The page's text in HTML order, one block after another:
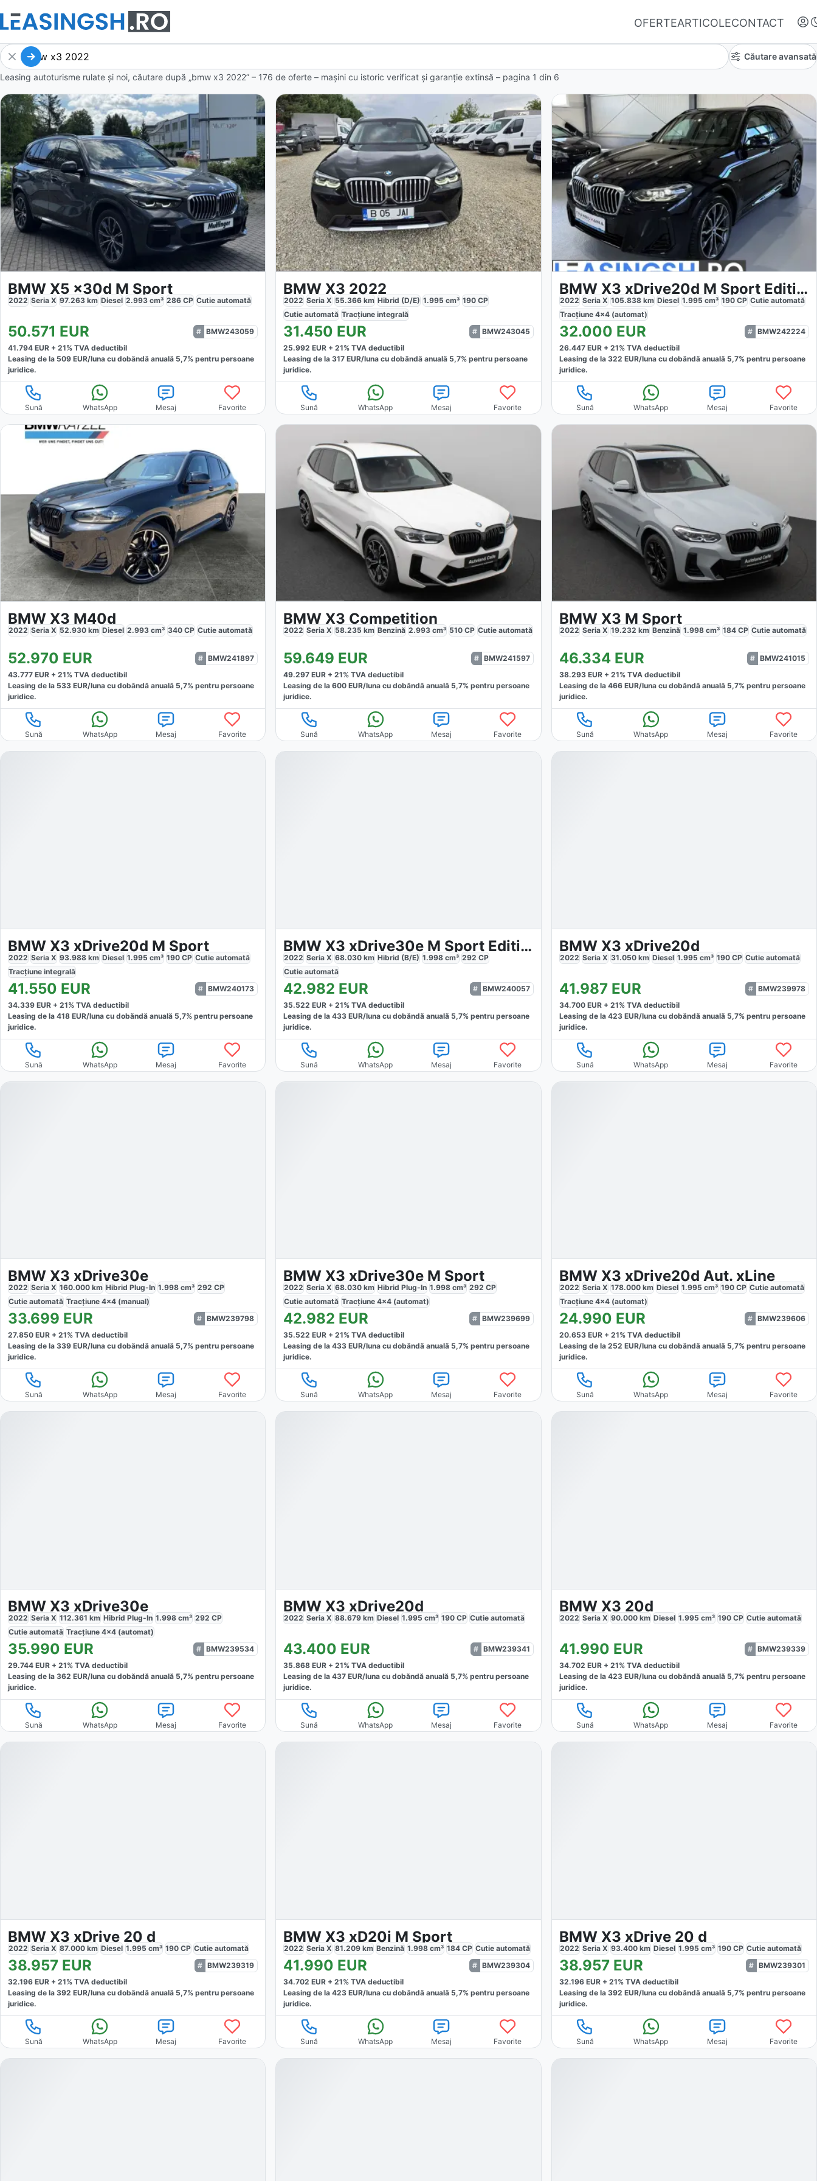
OFERTEARTICOLECONTACT
Autentifică-te
Nu ai oferte favorite
Căutare avansată
Leasing autoturisme rulate și noi, căutare după „bmw x3 2022” – 176 de oferte – mașini cu istoric verificat și garanție extinsă – pagina 1 din 6
BMW X5 x30d M Sport
2022 Seria X 97.263 km Diesel 2.993 cm³ 286 CP Cutie automată
50.571 EUR
BMW243059
41.794 EUR + 21% TVA deductibil
Leasing de la 509 EUR/luna cu dobăndă anuală 5,7% pentru persoane
juridice.
Sună WhatsApp Mesaj Favorite
BMW X3 2022
2022 Seria X 55.366 km Hibrid (D/E) 1.995 cm³ 190 CP
Cutieautomată Tracțiuneintegrală
31.450 EUR
BMW243045
25.992 EUR +21% TVA deductibil
Leasing de la317 EUR/luna cu dobăndă anuală 5,7% pentru persoane
juridice.
Sună WhatsApp Mesaj Favorite
BMW X3 xDrive20d M Sport Edition
2022 Seria X 105.838km Diesel 1.995 cm³ 190CP Cutie automată
Tracțiune 4x4 (automat)
32.000 EUR
BMW242224
26.447EUR + 21% TVA deductibil
Leasing de la 322 EUR/lunacu dobăndă anuală 5,7% pentru persoane
juridice.
Sună WhatsApp Mesaj Favorite
BMW X3 M40d
2022 Seria X 52.930 km Diesel 2.993 cm³ 340 CP Cutie automată
52.970 EUR
BMW241897
43.777 EUR + 21% TVA deductibil
Leasing de la 533 EUR/luna cu dobăndă anuală 5,7% pentru persoane
juridice.
Sună WhatsApp Mesaj Favorite
BMW X3 Competition
2022 Seria X 58.235 km Benzină 2.993 cm³ 510 CP Cutieautomată
59.649 EUR
BMW241597
49.297 EUR +21% TVA deductibil
Leasing de la600 EUR/luna cu dobăndă anuală 5,7% pentru persoane
juridice.
Sună WhatsApp Mesaj Favorite
BMW X3 M Sport
2022 Seria X 19.232 km Benzină 1.998cm³ 184CP Cutie automată
46.334EUR
BMW241015
38.293EUR + 21% TVA deductibil
Leasing de la 466EUR/lunacu dobăndă anuală 5,7% pentru persoane
juridice.
Sună WhatsApp Mesaj Favorite
BMW X3 xDrive20d M Sport
2022 Seria X 93.988 km Diesel 1.995 cm³ 190 CP Cutie automată
Tracțiune integrală
41.550 EUR
BMW240173
34.339 EUR + 21% TVA deductibil
Leasing de la 418 EUR/luna cu dobăndă anuală 5,7% pentru persoane
juridice.
Sună WhatsApp Mesaj Favorite
BMW X3 xDrive30e M Sport Edition
2022 Seria X 68.030 km Hibrid (B/E) 1.998 cm³ 292 CP
Cutieautomată
42.982 EUR
BMW240057
35.522 EUR +21% TVA deductibil
Leasing de la433 EUR/luna cu dobăndă anuală 5,7% pentru persoane
juridice.
Sună WhatsApp Mesaj Favorite
BMW X3 xDrive20d
2022 Seria X 31.050km Diesel 1.995 cm³ 190CP Cutie automată
41.987EUR
BMW239978
34.700EUR + 21% TVA deductibil
Leasing de la 423EUR/lunacu dobăndă anuală 5,7% pentru persoane
juridice.
Sună WhatsApp Mesaj Favorite
BMW X3 xDrive30e
2022 Seria X 160.000 km Hibrid Plug-In 1.998 cm³ 292 CP
Cutie automată Tracțiune 4x4 (manual)
33.699 EUR
BMW239798
27.850 EUR + 21% TVA deductibil
Leasing de la 339 EUR/luna cu dobăndă anuală 5,7% pentru persoane
juridice.
Sună WhatsApp Mesaj Favorite
BMW X3 xDrive30e M Sport
2022 Seria X 68.030 km Hibrid Plug-In 1.998 cm³ 292 CP
Cutieautomată Tracțiune4x4 (automat)
42.982 EUR
BMW239699
35.522 EUR +21% TVA deductibil
Leasing de la433 EUR/luna cu dobăndă anuală 5,7% pentru persoane
juridice.
Sună WhatsApp Mesaj Favorite
BMW X3 xDrive20d Aut. xLine
2022 Seria X 178.000km Diesel 1.995 cm³ 190CP Cutie automată
Tracțiune 4x4 (automat)
24.990 EUR
BMW239606
20.653EUR + 21% TVA deductibil
Leasing de la 252 EUR/lunacu dobăndă anuală 5,7% pentru persoane
juridice.
Sună WhatsApp Mesaj Favorite
BMW X3 xDrive30e
2022 Seria X 112.361 km Hibrid Plug-In 1.998 cm³ 292 CP
Cutie automată Tracțiune 4x4 (automat)
35.990 EUR
BMW239534
29.744 EUR + 21% TVA deductibil
Leasing de la 362 EUR/luna cu dobăndă anuală 5,7% pentru persoane
juridice.
Sună WhatsApp Mesaj Favorite
BMW X3 xDrive20d
2022 Seria X 88.679 km Diesel 1.995 cm³ 190 CP Cutieautomată
43.400 EUR
BMW239341
35.868 EUR +21% TVA deductibil
Leasing de la437 EUR/luna cu dobăndă anuală 5,7% pentru persoane
juridice.
Sună WhatsApp Mesaj Favorite
BMW X3 20d
2022 Seria X 90.000km Diesel 1.995 cm³ 190CP Cutie automată
41.990 EUR
BMW239339
34.702 EUR + 21% TVA deductibil
Leasing de la 423EUR/lunacu dobăndă anuală 5,7% pentru persoane
juridice.
Sună WhatsApp Mesaj Favorite
BMW X3 xDrive 20 d
2022 Seria X 87.000 km Diesel 1.995 cm³ 190 CP Cutie automată
38.957 EUR
BMW239319
32.196 EUR + 21% TVA deductibil
Leasing de la 392 EUR/luna cu dobăndă anuală 5,7% pentru persoane
juridice.
Sună WhatsApp Mesaj Favorite
BMW X3 xD20i M Sport
2022 Seria X 81.209 km Benzină 1.998 cm³ 184 CP Cutieautomată
41.990 EUR
BMW239304
34.702 EUR +21% TVA deductibil
Leasing de la423 EUR/luna cu dobăndă anuală 5,7% pentru persoane
juridice.
Sună WhatsApp Mesaj Favorite
BMW X3 xDrive 20 d
2022 Seria X 93.400km Diesel 1.995 cm³ 190CP Cutie automată
38.957EUR
BMW239301
32.196EUR + 21% TVA deductibil
Leasing de la 392 EUR/lunacu dobăndă anuală 5,7% pentru persoane
juridice.
Sună WhatsApp Mesaj Favorite